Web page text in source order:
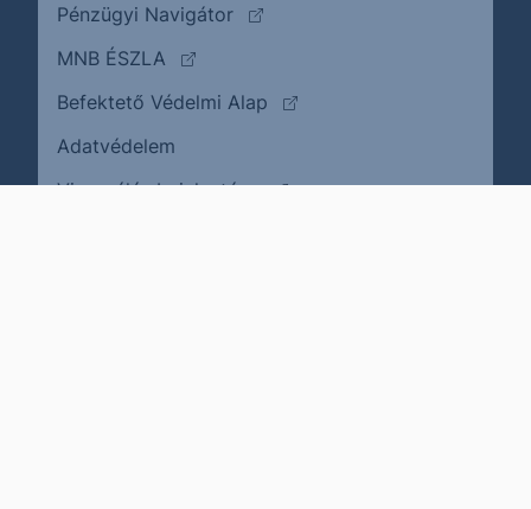
Pénzügyi Navigátor
(külső oldalra ugrik)
MNB ÉSZLA
(külső oldalra ugrik)
Befektető Védelmi Alap
(külső oldalra ugrik)
Adatvédelem
Visszaélés bejelentése(külső oldalra ugrik)